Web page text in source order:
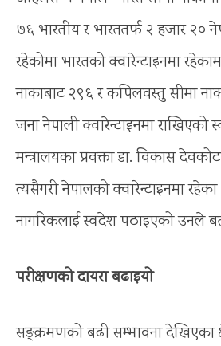
७६ भारतीय र भारततर्फ २ हजार २०
रहेकोमा भारतको क्वारेन्टाइनमा
नाकाबाट २९६ र कपिलवस्तु सीमा
जना नेपाली क्वारेन्टाइनमा राखिएको
मन्त्रालयका प्रवक्ता डा. विकास
त्यसैगरी नेपालको क्वारेन्टाइनमा
नागरिकलाई स्वदेश पठाइएको उनले
परीक्षणको दायरा बढाइयो
सङ्क्रमणको बढी सम्भावना देखिएका